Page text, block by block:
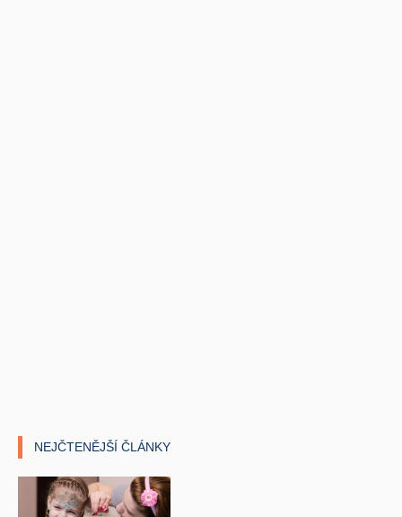
NEJČTENĚJŠÍ ČLÁNKY